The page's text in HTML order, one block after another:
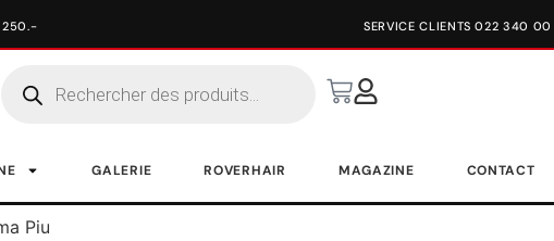
SERVICE CLIENTS 022 340
GALERIE ROVERHAIR MAGAZINE CONTACT
Piu